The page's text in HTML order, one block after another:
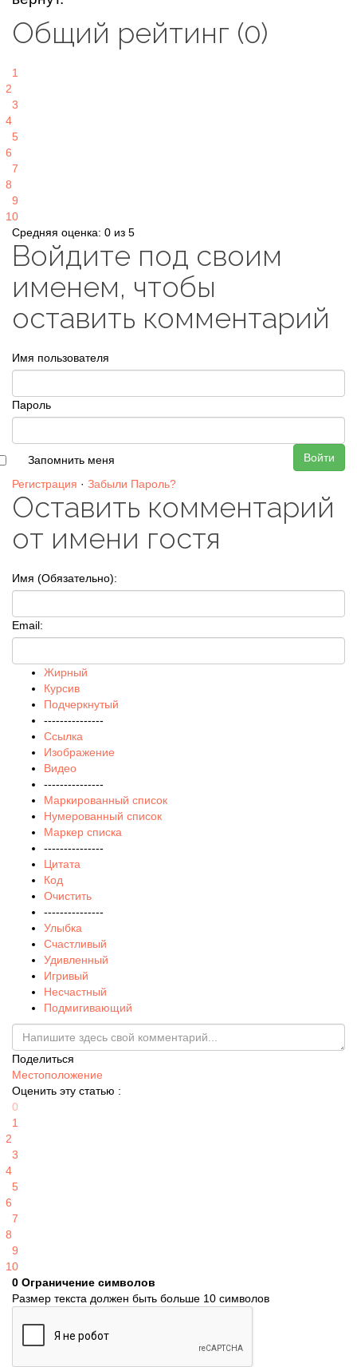
Общий рейтинг (0)
1
2
3
4
5
6
7
8
9
10
Средняя оценка: 0 из 5
Войдите под своим
именем, чтобы
оставить комментарий
Имя пользователя
Пароль
Войти
Запомнить меня
Регистрация · Забыли Пароль?
Оставить комментарий
от имени гостя
Имя (Обязательно):
Email:
Жирный
Курсив
Подчеркнутый
---------------
Ссылка
Изображение
Видео
---------------
Маркированный список
Нумерованный список
Маркер списка
---------------
Цитата
Код
Очистить
---------------
Улыбка
Счастливый
Удивленный
Игривый
Несчастный
Подмигивающий
Поделиться
Местоположение
Оценить эту статью :
0
1
2
3
4
5
6
7
8
9
10
0 Ограничение символов
Размер текста должен быть больше 10 символов